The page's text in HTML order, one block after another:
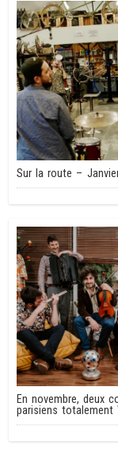
Sur la route –
En novembre, deux
parisiens totalement